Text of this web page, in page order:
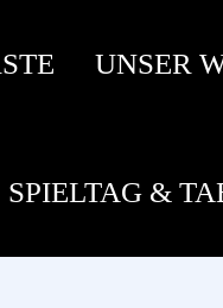
UNSER
SPIELTAG &